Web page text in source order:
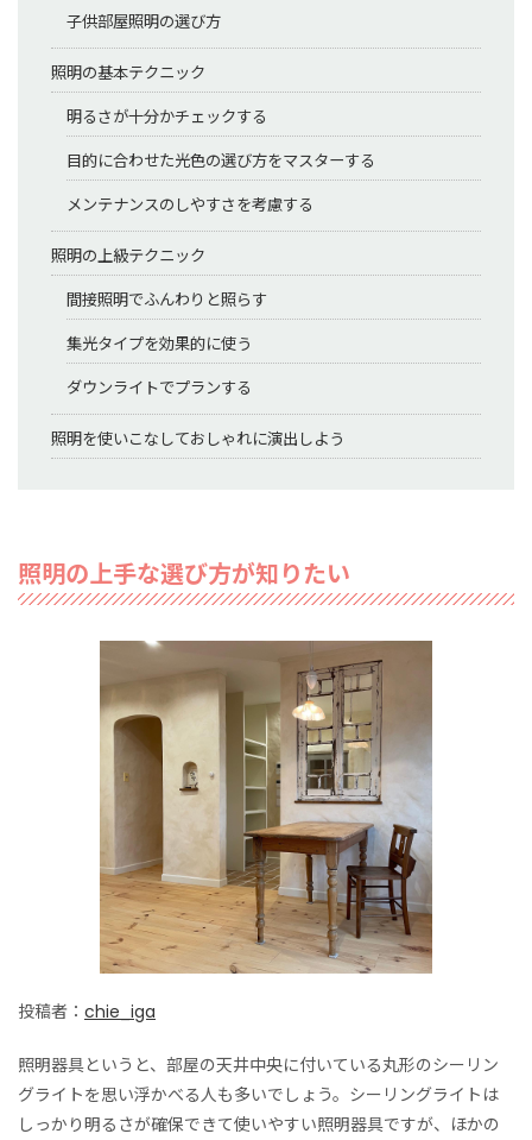
子供部屋照明の選び方
照明の基本テクニック
明るさが十分かチェックする
目的に合わせた光色の選び方をマスターする
メンテナンスのしやすさを考慮する
照明の上級テクニック
間接照明でふんわりと照らす
集光タイプを効果的に使う
ダウンライトでプランする
照明を使いこなしておしゃれに演出しよう
照明の上手な選び方が知りたい
投稿者： chie_iga
照明器具というと、部屋の天井中央に付いている丸形のシーリン
グライトを思い浮かべる人も多いでしょう。シーリングライトは
しっかり明るさが確保できて使いやすい照明器具ですが、ほかの